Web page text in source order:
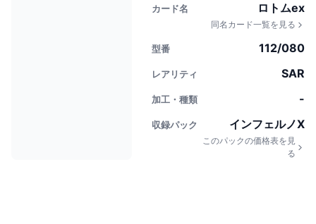
カード名 ロトムex
同名カード一覧を見る
型番 112/080
レアリティ SAR
加工・種類 -
収録パック インフェルノX
このパックの価格表を見
る